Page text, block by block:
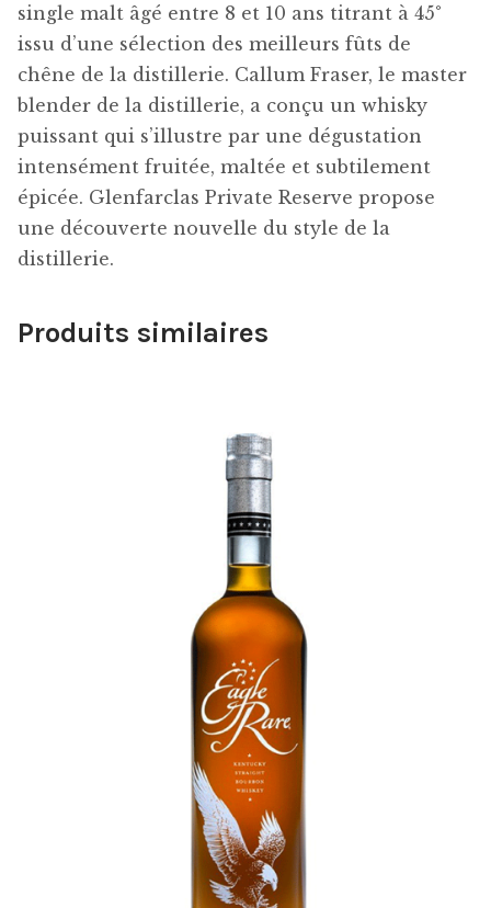
single malt âgé entre 8 et 10 ans titrant à 45°
issu d’une sélection des meilleurs fûts de
chêne de la distillerie. Callum Fraser, le master
blender de la distillerie, a conçu un whisky
puissant qui s’illustre par une dégustation
intensément fruitée, maltée et subtilement
épicée. Glenfarclas Private Reserve propose
une découverte nouvelle du style de la
distillerie.
Produits similaires